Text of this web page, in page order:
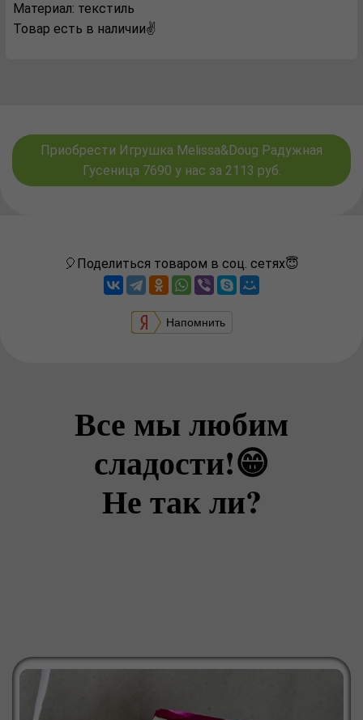
Материал: текстиль
Товар есть в наличии✌️
Приобрести Игрушка Melissa&Doug Радужная
Гусеница 7690 у нас за 2113 руб.
🎈Поделиться товаром в соц. сетях😇
Напомнить
Все мы любим
сладости!😁
Не так ли?